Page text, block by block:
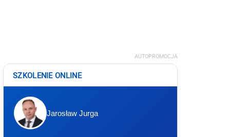
AUTOPROMOCJA
SZKOLENIE ONLINE
Jarosław Jurga